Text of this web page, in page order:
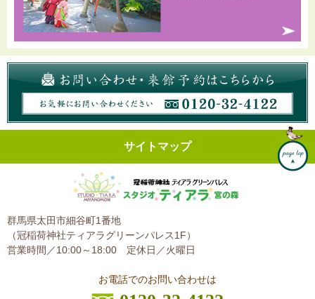
サイトマップ
群馬県太田市細谷町1番地
（冠稲荷神社ティアラグリーンパレス1F）
営業時間／10:00～18:00 定休日／火曜日
お電話でのお問い合わせは